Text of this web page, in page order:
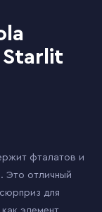
Starlit
фталатов и
Это отличный
для